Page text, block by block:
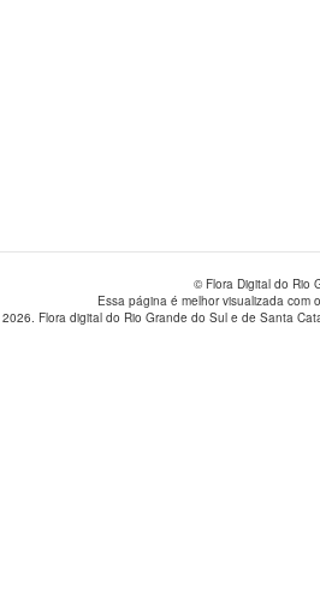
© Flora Digital do Rio
Essa página é melhor visualizada com
Flora digital do Rio Grande do Sul e de Santa